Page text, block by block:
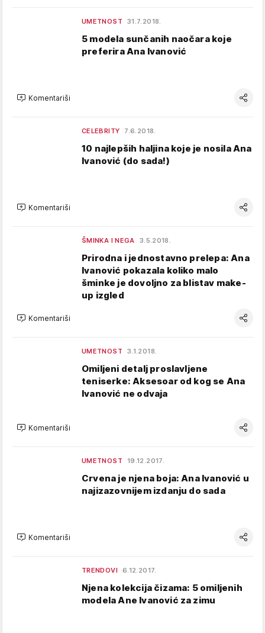
UMETNOST 31.7.2018.
5 modela sunčanih naočara koje
preferira Ana Ivanović
Komentariši
CELEBRITY 7.6.2018.
10 najlepših haljina koje je nosila Ana
Ivanović (do sada!)
Komentariši
ŠMINKA I NEGA 3.5.2018.
Prirodna i jednostavno prelepa: Ana
Ivanović pokazala koliko malo
šminke je dovoljno za blistav make-
up izgled
Komentariši
UMETNOST 3.1.2018.
Omiljeni detalj proslavljene
teniserke: Aksesoar od kog se Ana
Ivanović ne odvaja
Komentariši
UMETNOST 19.12.2017.
Crvena je njena boja: Ana Ivanović u
najizazovnijem izdanju do sada
Komentariši
TRENDOVI 6.12.2017.
Njena kolekcija čizama: 5 omiljenih
modela Ane Ivanović za zimu